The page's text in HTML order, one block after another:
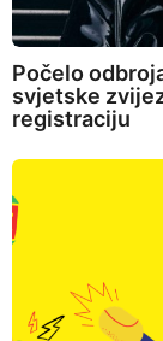
Počelo
svjetske
registraciju